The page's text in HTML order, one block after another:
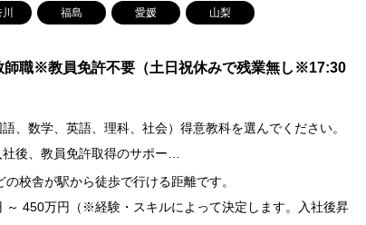
福島 愛媛 山梨
師職※教員免許不要（土日祝休みで残業無し※17:30
、数学、英語、理科、社会）得意教科を選んでください。
社後、教員免許取得のサポー…
校舎が駅から徒歩で行ける距離です。
～ 450万円（※経験・スキルによって決定します。入社後昇